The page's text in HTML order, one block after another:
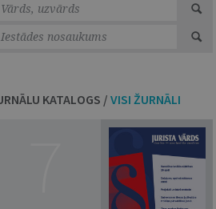
KATALOGS /VISI ŽURNĀLI